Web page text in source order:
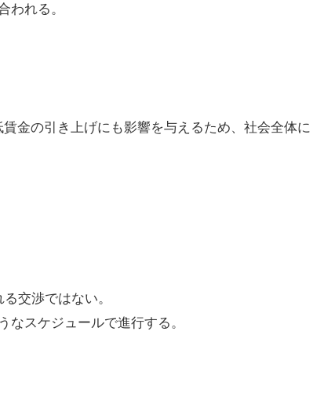
われる。
金の引き上げにも影響を与えるため、社会全体に
交渉ではない。
なスケジュールで進行する。